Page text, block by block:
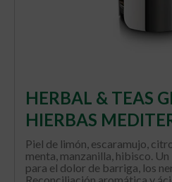
HERBAL & TEAS
HIERBAS
Piel de limón, escaramujo,
menta, manzanilla, hibisco.
para el dolor de barriga, los